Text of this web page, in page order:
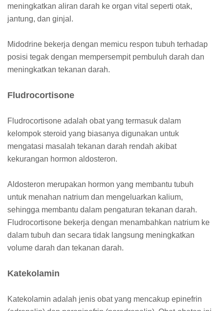
meningkatkan aliran darah ke organ vital seperti otak,
jantung, dan ginjal.
Midodrine bekerja dengan memicu respon tubuh terhadap
posisi tegak dengan mempersempit pembuluh darah dan
meningkatkan tekanan darah.
Fludrocortisone
Fludrocortisone adalah obat yang termasuk dalam
kelompok steroid yang biasanya digunakan untuk
mengatasi masalah tekanan darah rendah akibat
kekurangan hormon aldosteron.
Aldosteron merupakan hormon yang membantu tubuh
untuk menahan natrium dan mengeluarkan kalium,
sehingga membantu dalam pengaturan tekanan darah.
Fludrocortisone bekerja dengan menambahkan natrium ke
dalam tubuh dan secara tidak langsung meningkatkan
volume darah dan tekanan darah.
Katekolamin
Katekolamin adalah jenis obat yang mencakup epinefrin